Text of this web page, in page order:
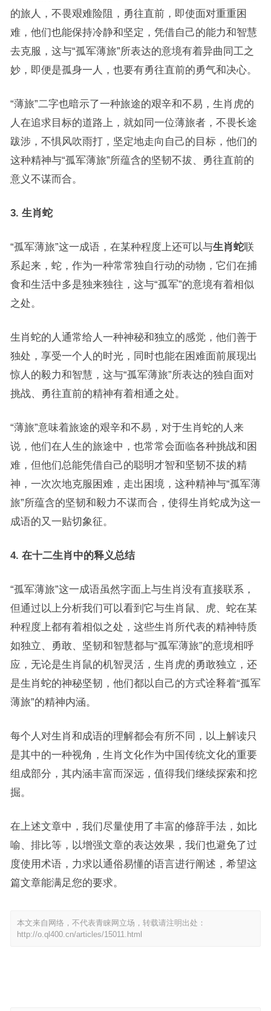
的旅人，不畏艰难险阻，勇往直前，即使面对重重困
难，他们也能保持冷静和坚定，凭借自己的能力和智慧
去克服，这与“孤军薄旅”所表达的意境有着异曲同工之
妙，即便是孤身一人，也要有勇往直前的勇气和决心。
“薄旅”二字也暗示了一种旅途的艰辛和不易，生肖虎的
人在追求目标的道路上，就如同一位薄旅者，不畏长途
跋涉，不惧风吹雨打，坚定地走向自己的目标，他们的
这种精神与“孤军薄旅”所蕴含的坚韧不拔、勇往直前的
意义不谋而合。
3. 生肖蛇
“孤军薄旅”这一成语，在某种程度上还可以与生肖蛇联
系起来，蛇，作为一种常常独自行动的动物，它们在捕
食和生活中多是独来独往，这与“孤军”的意境有着相似
之处。
生肖蛇的人通常给人一种神秘和独立的感觉，他们善于
独处，享受一个人的时光，同时也能在困难面前展现出
惊人的毅力和智慧，这与“孤军薄旅”所表达的独自面对
挑战、勇往直前的精神有着相通之处。
“薄旅”意味着旅途的艰辛和不易，对于生肖蛇的人来
说，他们在人生的旅途中，也常常会面临各种挑战和困
难，但他们总能凭借自己的聪明才智和坚韧不拔的精
神，一次次地克服困难，走出困境，这种精神与“孤军薄
旅”所蕴含的坚韧和毅力不谋而合，使得生肖蛇成为这一
成语的又一贴切象征。
4. 在十二生肖中的释义总结
“孤军薄旅”这一成语虽然字面上与生肖没有直接联系，
但通过以上分析我们可以看到它与生肖鼠、虎、蛇在某
种程度上都有着相似之处，这些生肖所代表的精神特质
如独立、勇敢、坚韧和智慧都与“孤军薄旅”的意境相呼
应，无论是生肖鼠的机智灵活，生肖虎的勇敢独立，还
是生肖蛇的神秘坚韧，他们都以自己的方式诠释着“孤军
薄旅”的精神内涵。
每个人对生肖和成语的理解都会有所不同，以上解读只
是其中的一种视角，生肖文化作为中国传统文化的重要
组成部分，其内涵丰富而深远，值得我们继续探索和挖
掘。
在上述文章中，我们尽量使用了丰富的修辞手法，如比
喻、排比等，以增强文章的表达效果，我们也避免了过
度使用术语，力求以通俗易懂的语言进行阐述，希望这
篇文章能满足您的要求。
本文来自网络，不代表青睐网立场，转载请注明出处：
http://o.ql400.cn/articles/15011.html